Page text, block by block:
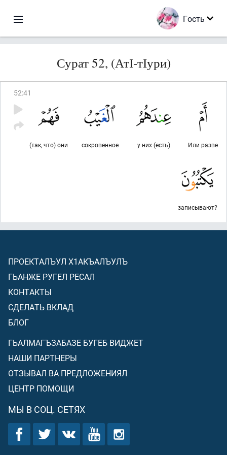
Гость
Сурат 52, (АтІ-тІури)
52:41
Или разве
у них (есть)
сокровенное
(так, что) они
записывают?
ПРОЕКТАЛЪУЛ Х1АКЪАЛЪУЛЪ
ГЬАНЖЕ РУГЕЛ РЕСАЛ
КОНТАКТЫ
СДЕЛАТЬ ВКЛАД
БЛОГ
ГЬАЛМАГЪЗАБАЗЕ БУГЕБ ВИДЖЕТ
НАШИ ПАРТНЕРЫ
ОТЗЫВАЛ ВА ПРЕДЛОЖЕНИЯЛ
ЦЕНТР ПОМОЩИ
МЫ В СОЦ. СЕТЯХ